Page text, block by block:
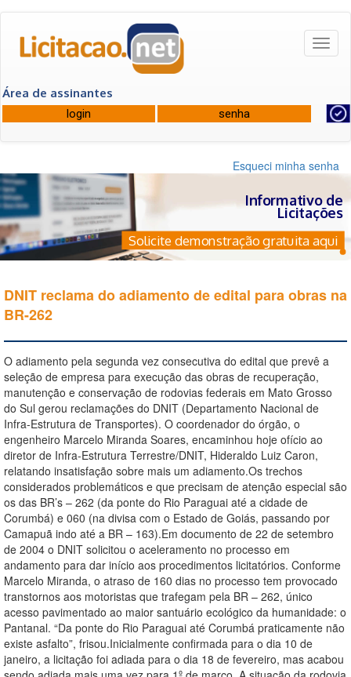
Área de assinantes
Esqueci minha senha
Informativo de
Licitações
Solicite demonstração gratuita aqui
DNIT reclama do adiamento de edital para obras na
BR-262
O adiamento pela segunda vez consecutiva do edital que prevê a
seleção de empresa para execução das obras de recuperação,
manutenção e conservação de rodovias federais em Mato Grosso
do Sul gerou reclamações do DNIT (Departamento Nacional de
Infra-Estrutura de Transportes). O coordenador do órgão, o
engenheiro Marcelo Miranda Soares, encaminhou hoje ofício ao
diretor de Infra-Estrutura Terrestre/DNIT, Hideraldo Luiz Caron,
relatando insatisfação sobre mais um adiamento.Os trechos
considerados problemáticos e que precisam de atenção especial são
os das BR’s – 262 (da ponte do Rio Paraguai até a cidade de
Corumbá) e 060 (na divisa com o Estado de Goiás, passando por
Camapuã indo até a BR – 163).Em documento de 22 de setembro
de 2004 o DNIT solicitou o aceleramento no processo em
andamento para dar início aos procedimentos licitatórios. Conforme
Marcelo Miranda, o atraso de 160 dias no processo tem provocado
transtornos aos motoristas que trafegam pela BR – 262, único
acesso pavimentado ao maior santuário ecológico da humanidade: o
Pantanal. “Da ponte do Rio Paraguai até Corumbá praticamente não
existe asfalto”, frisou.Inicialmente confirmada para o dia 10 de
janeiro, a licitação foi adiada para o dia 18 de fevereiro, mas acabou